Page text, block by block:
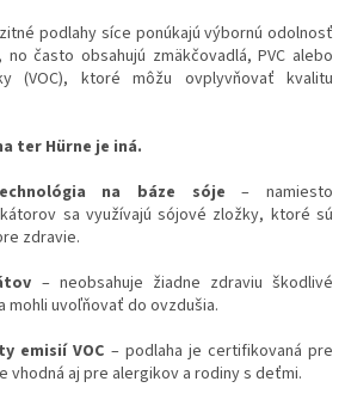
podlahy síce ponúkajú výbornú odolnosť
často obsahujú zmäkčovadlá, PVC alebo
(VOC), ktoré môžu ovplyvňovať kvalitu
ter Hürne je iná.
na báze sóje – namiesto
sa využívajú sójové zložky, ktoré sú
zdravie.
– neobsahuje žiadne zdraviu škodlivé
mohli uvoľňovať do ovzdušia.
emisií VOC – podlaha je certifikovaná pre
vhodná aj pre alergikov a rodiny s deťmi.